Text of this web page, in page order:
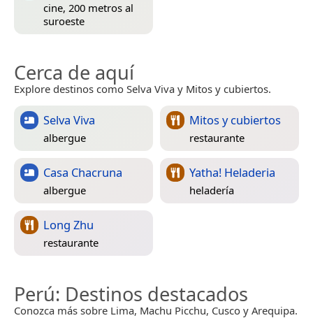
cine, 200 metros al
suroeste
Cerca de aquí
Explore destinos como Selva Viva y Mitos y cubiertos.
Selva Viva
albergue
Mitos y cubiertos
restaurante
Casa Chacruna
albergue
Yatha! Heladeria
heladería
Long Zhu
restaurante
Perú: Destinos destacados
Conozca más sobre Lima, Machu Picchu, Cusco y Arequipa.